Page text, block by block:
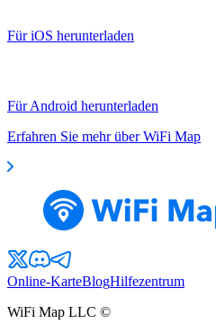
Für iOS herunterladen
Für Android herunterladen
Erfahren Sie mehr über WiFi Map
Online-KarteBlogHilfezentrum
WiFi Map LLC ©